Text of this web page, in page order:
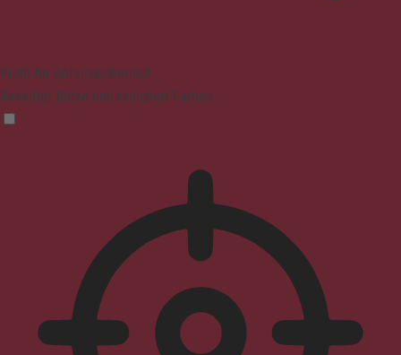
Profil für Anfallssicherheit
Beseitigt Blitze und reduziert Farben